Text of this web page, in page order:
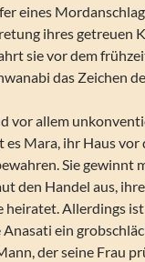
eines
ihres getreuen
sie vor dem
das Zeichen
vor allem
es Mara, ihr Haus vor
Sie gewinnt
den Handel aus,
heiratet. Allerdings
Anasati ein
der seine Frau